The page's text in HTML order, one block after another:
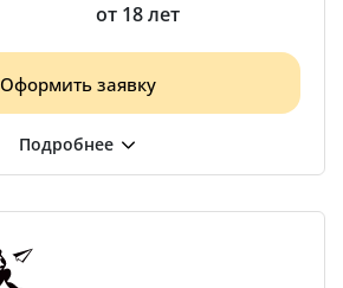
от 18 лет
Оформить заявку